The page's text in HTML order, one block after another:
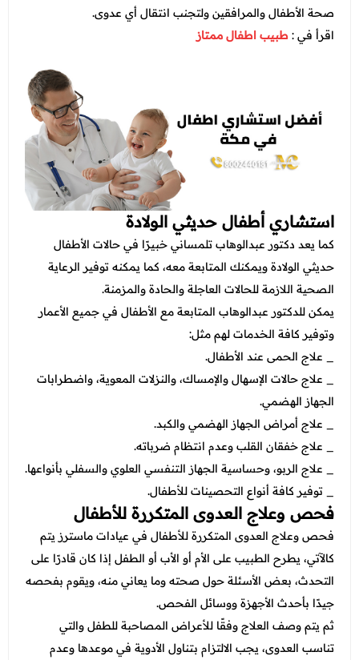
صحة الأطفال والمرافقين ولتجنب انتقال أي عدوى.
اقرأ في :طبيب اطفال ممتاز
استشاري أطفال حديثي الولادة
كما يعد دكتور عبدالوهاب تلمساني خبيرًا في حالات الأطفال
حديثي الولادة ويمكنك المتابعة معه، كما يمكنه توفير الرعاية
الصحية اللازمة للحالات العاجلة والحادة والمزمنة.
يمكن للدكتور عبدالوهاب المتابعة مع الأطفال في جميع الأعمار
وتوفير كافة الخدمات لهم مثل:
_ علاج الحمى عند الأطفال.
_ علاج حالات الإسهال والإمساك، والنزلات المعوية، واضطرابات
الجهاز الهضمي.
_ علاج أمراض الجهاز الهضمي والكبد.
_ علاج خفقان القلب وعدم انتظام ضرباته.
_ علاج الربو، وحساسية الجهاز التنفسي العلوي والسفلي بأنواعها.
_ توفير كافة أنواع التحصينات للأطفال.
فحص وعلاج العدوى المتكررة للأطفال
فحص وعلاج العدوى المتكررة للأطفال في عيادات ماسترز يتم
كالآتي، يطرح الطبيب على الأم أو الأب أو الطفل إذا كان قادرًا على
التحدث، بعض الأسئلة حول صحته وما يعاني منه، ويقوم بفحصه
جيدًا بأحدث الأجهزة ووسائل الفحص.
ثم يتم وصف العلاج وفقًا للأعراض المصاحبة للطفل والتي
تناسب العدوى، يجب الالتزام بتناول الأدوية في موعدها وعدم